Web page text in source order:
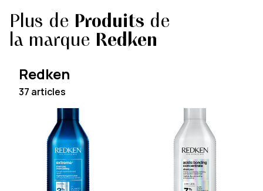
Plus de Produits de
la marque Redken
Redken
37 articles